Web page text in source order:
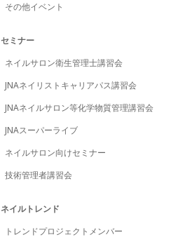
その他イベント
セミナー
ネイルサロン衛生管理士講習会
JNAネイリストキャリアパス講習会
JNAネイルサロン等化学物質管理講習会
JNAスーパーライブ
ネイルサロン向けセミナー
技術管理者講習会
ネイルトレンド
トレンドプロジェクトメンバー